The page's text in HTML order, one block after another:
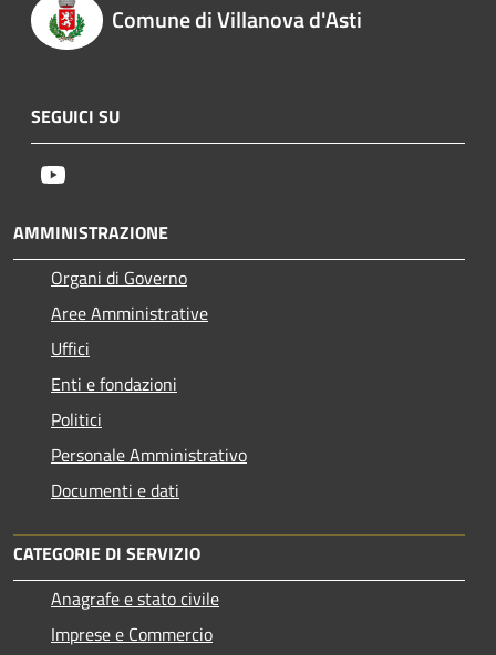
Comune di Villanova d'Asti
SEGUICI SU
AMMINISTRAZIONE
Organi di Governo
Aree Amministrative
Uffici
Enti e fondazioni
Politici
Personale Amministrativo
Documenti e dati
CATEGORIE DI SERVIZIO
Anagrafe e stato civile
Imprese e Commercio